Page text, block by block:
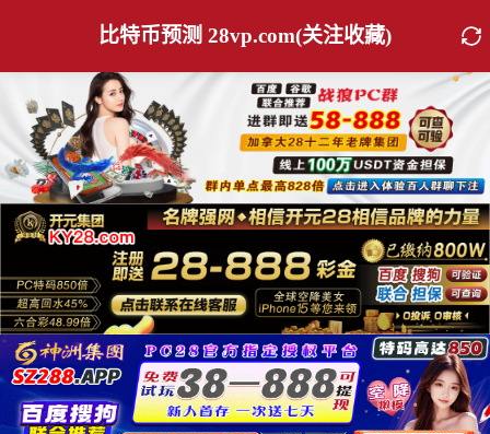
比特币预测 28vp.com(关注收藏)